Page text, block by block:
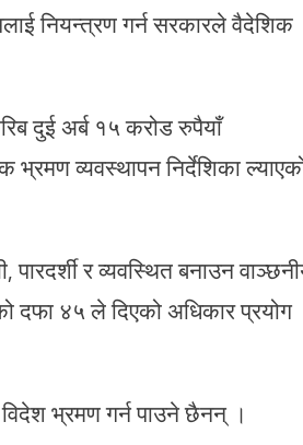
नियन्त्रण गर्न सरकारले वैदेशिक
दुई अर्ब १५ करोड रुपैयाँ
भ्रमण व्यवस्थापन निर्देशिका
र व्यवस्थित बनाउन
४५ ले दिएको अधिकार प्रयोग
विदेश भ्रमण गर्न पाउने छैनन् ।